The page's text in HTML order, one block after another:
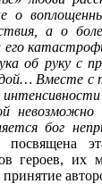
о
а о
его
об руку с
Вместе с
невозможно
бог
посвящена
героев, их